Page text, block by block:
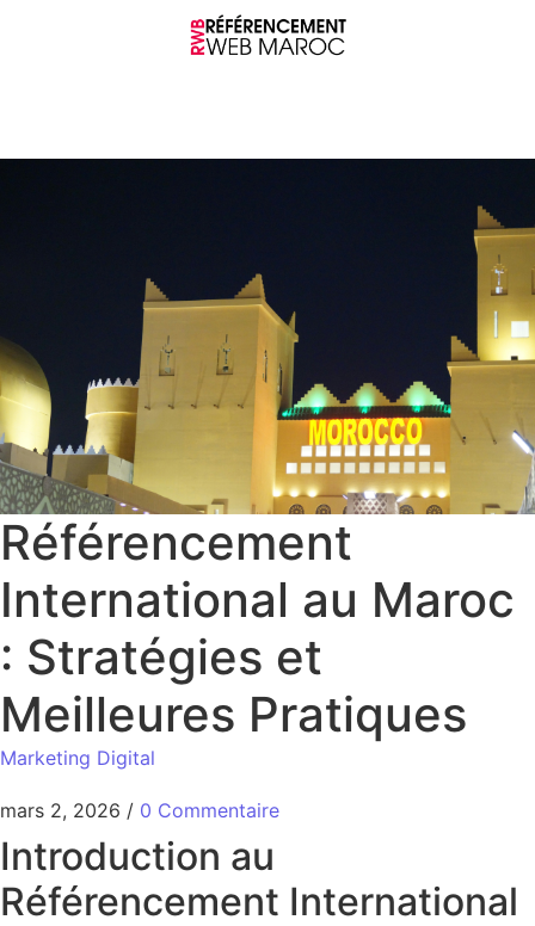
Référencement
International au Maroc
: Stratégies et
Meilleures Pratiques
Marketing Digital
mars 2, 2026 / 0 Commentaire
Introduction au
Référencement International